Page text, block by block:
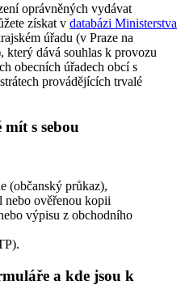
oprávněných vydávat
získat v databázi Ministerstva
úřadu (v Praze na
který dává souhlas k provozu
obecních úřadech obcí s
provádějících trvalé
s sebou
(občanský průkaz),
ověřenou kopii
výpisu z obchodního
a kde jsou k